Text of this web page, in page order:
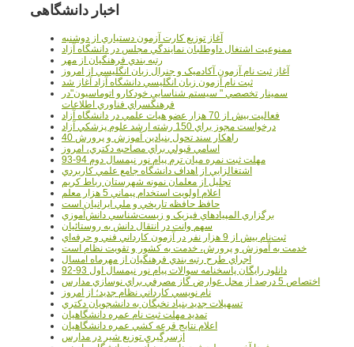
اخبار دانشگاهی
آغاز توزيع کارت آزمون دستياري از دوشنبه
ممنوعيت اشتغال داوطلبان نمايندگي مجلس در دانشگاه آزاد
رتبه بندي فرهنگيان از مهر
آغاز ثبت نام آزمون آکادميک و جنرال زبان انگليسي از امروز
ثبت نام آزمون زبان انگليسي دانشگاه آزاد آغاز شد
سمينار تخصصي " سيستم شناسايي خودکارو اتوماسيون"در
فرهنگسراي فناوري اطلاعات
فعاليت بيش از 70 هزار عضو هيات علمي در دانشگاه آزاد
درخواست مجوز براي 150 رشته ارشد علوم پزشکي آزاد
40 راهکار سند تحول بنيادين آموزش و پرورش
اسامي قبولي براي مصاحبه دکتري، امروز
مهلت ثبت نمره میان ترم پیام نور نیمسال دوم 94-93
اشتغالزايي از اهداف دانشگاه جامع علمي کاربردي
تجليل از معلمان نمونه شهرستان رباط کريم
اعلام اولويت استخدام پيماني 5 هزار معلم
حافظ حافظه تاريخي و ملي ايرانيان است
برگزاري المپيادهاي فيزيک و زيست‌شناسي دانش‌آموزي
سهم وانت در انتقال دانش به روستائيان
ثبت‌نام بيش از 9 هزار نفر در آزمون کارداني فني و حرفه‌اي
خدمت به آموزش و پرورش، خدمت به کشور و تقويت نظام است
اجراي طرح رتبه بندي فرهنگيان از مهرماه امسال
دانلود رایگان پاسخنامه سوالات پیام نور نیمسال اول 93-92
اختصاص 5 درصد از محل عوارض گاز مصرفي براي نوسازي مدارس
نام نويسي کارداني نظام جديد؛ از امروز
تسهيلات جديد بنياد نخبگان به دانشجويان دکتري
تمديد مهلت ثبت نام عمره دانشگاهيان
اعلام نتايج قرعه کشي عمره دانشگاهيان
ازسرگيري توزيع شير در مدارس